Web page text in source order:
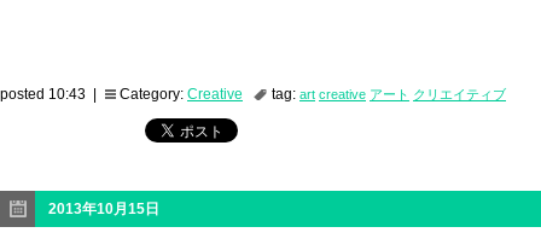
posted 10:43 | Category: Creative tag: art creative アート クリエイティブ
2013年10月15日